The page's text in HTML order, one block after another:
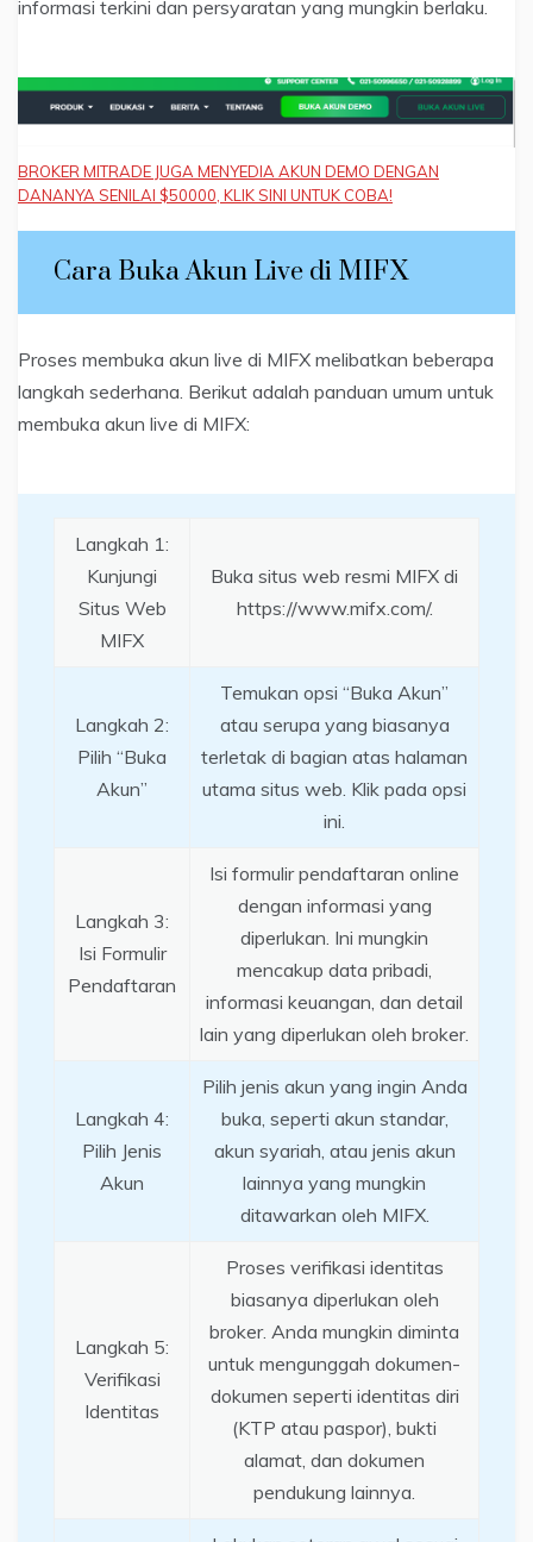
informasi terkini dan persyaratan yang mungkin berlaku.
BROKER MITRADE JUGA MENYEDIA AKUN DEMO DENGAN
DANANYA SENILAI $50000, KLIK SINI UNTUK COBA!
Cara Buka Akun Live di MIFX
Proses membuka akun live di MIFX melibatkan beberapa
langkah sederhana. Berikut adalah panduan umum untuk
membuka akun live di MIFX:
Langkah 1:
Kunjungi
Situs Web
MIFX
Buka situs web resmi MIFX di
https://www.mifx.com/.
Langkah 2:
Pilih “Buka
Akun”
Temukan opsi “Buka Akun”
atau serupa yang biasanya
terletak di bagian atas halaman
utama situs web. Klik pada opsi
ini.
Langkah 3:
Isi Formulir
Pendaftaran
Isi formulir pendaftaran online
dengan informasi yang
diperlukan. Ini mungkin
mencakup data pribadi,
informasi keuangan, dan detail
lain yang diperlukan oleh broker.
Langkah 4:
Pilih Jenis
Akun
Pilih jenis akun yang ingin Anda
buka, seperti akun standar,
akun syariah, atau jenis akun
lainnya yang mungkin
ditawarkan oleh MIFX.
Langkah 5:
Verifikasi
Identitas
Proses verifikasi identitas
biasanya diperlukan oleh
broker. Anda mungkin diminta
untuk mengunggah dokumen-
dokumen seperti identitas diri
(KTP atau paspor), bukti
alamat, dan dokumen
pendukung lainnya.